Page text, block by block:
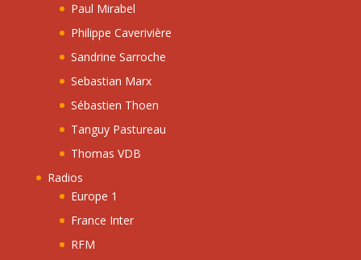
Paul Mirabel
Philippe Caverivière
Sandrine Sarroche
Sebastian Marx
Sébastien Thoen
Tanguy Pastureau
Thomas VDB
Radios
Europe 1
France Inter
RFM